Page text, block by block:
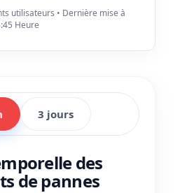
utilisateurs • Dernière mise à
Heure
3 jours
des
de pannes